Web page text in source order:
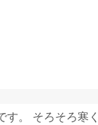
。 そろそろ寒く